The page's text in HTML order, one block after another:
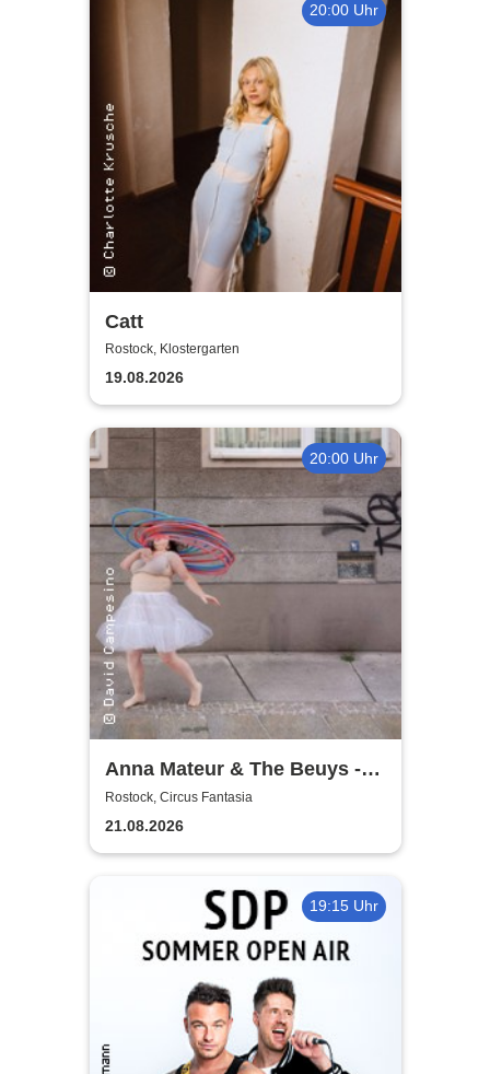
20:00 Uhr
Catt
Rostock, Klostergarten
19.08.2026
20:00 Uhr
Anna Mateur & The Beuys -
Kaoshüter
Rostock, Circus Fantasia
21.08.2026
19:15 Uhr